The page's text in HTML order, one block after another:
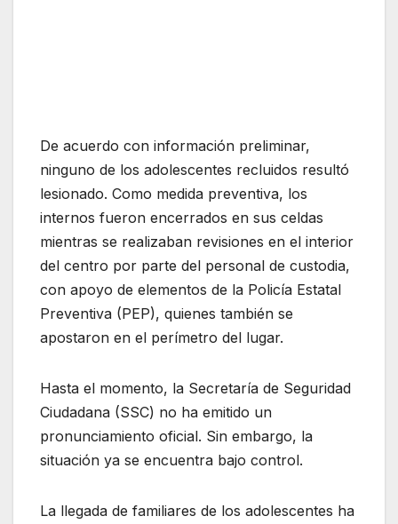
De acuerdo con información preliminar,
ninguno de los adolescentes recluidos resultó
lesionado. Como medida preventiva, los
internos fueron encerrados en sus celdas
mientras se realizaban revisiones en el interior
del centro por parte del personal de custodia,
con apoyo de elementos de la Policía Estatal
Preventiva (PEP), quienes también se
apostaron en el perímetro del lugar.
Hasta el momento, la Secretaría de Seguridad
Ciudadana (SSC) no ha emitido un
pronunciamiento oficial. Sin embargo, la
situación ya se encuentra bajo control.
La llegada de familiares de los adolescentes ha